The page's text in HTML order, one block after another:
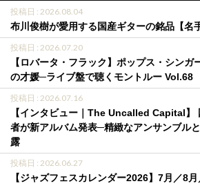
投稿日 : 2026.08.04
布川俊樹が愛用する国産ギターの銘品【名
投稿日 : 2026.07.20
【ロバータ・フラック】ポップス・シンガ
の才媛─ライブ盤で聴くモントルー Vol.68
投稿日 : 2026.07.16
【インタビュー｜The Uncalled Capital】
者が新アルバム発表─精緻なアンサンブル
露
投稿日 : 2026.06.27
【ジャズフェスカレンダー2026】7月／8